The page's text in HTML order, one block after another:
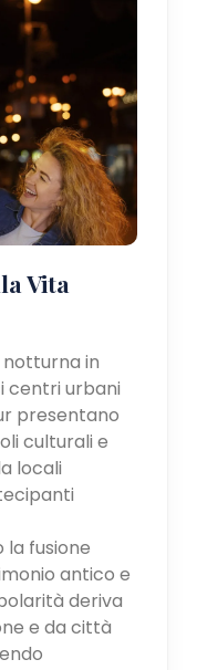
Vita
in
centri urbani
presentano
culturali e
locali
fusione
antico e
deriva
e da città